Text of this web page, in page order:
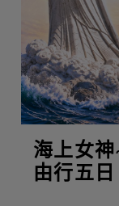
海上女
由行五日